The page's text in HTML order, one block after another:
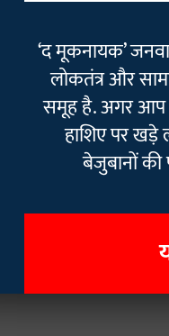
‘द मूकनायक’
लोकतंत्र और
समूह है. अगर आप
हाशिए पर
बेजुबानों की